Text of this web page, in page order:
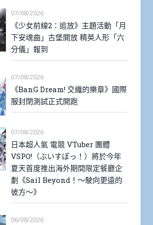
07/08/2026
《少女前線2：追放》主題活動「月
下安魂曲」古堡開放 精英人形「六
分儀」報到
07/08/2026
《BanG Dream! 交織的樂章》國際
服封閉測試正式開跑
07/08/2026
日本超人氣 電競 VTuber 團體
VSPO!（ぶいすぽっ！）將於今年
夏天首度推出海外期間限定餐廳企
劃《Sail Beyond！～駛向更遠的
彼方～》
06/08/2026